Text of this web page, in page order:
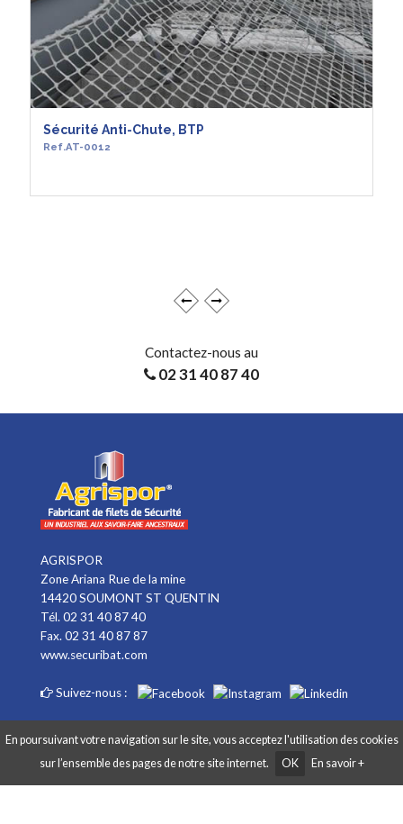
Sécurité Anti-Chute, BTP
Ref.AT-0012
Contactez-nous au
02 31 40 87 40
AGRISPOR
Zone Ariana Rue de la mine
14420 SOUMONT ST QUENTIN
Tél. 02 31 40 87 40
Fax. 02 31 40 87 87
www.securibat.com
Suivez-nous :
Copyright AGRISPOR 2018 © - Tous droits réservés - Site réalisé par Graphibox
En poursuivant votre navigation sur le site, vous acceptez l'utilisation des cookies
sur l’ensemble des pages de notre site internet.
OK En savoir +